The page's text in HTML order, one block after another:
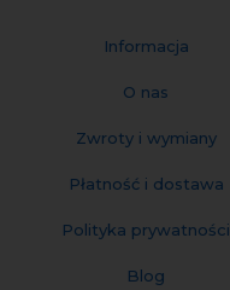
Informacja
O nas
Zwroty i wymiany
Płatność i dostawa
Polityka prywatności
Blog